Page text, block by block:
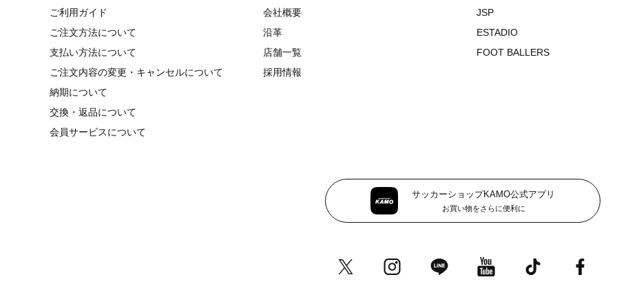
ご利用ガイド
ご注文方法について
支払い方法について
ご注文内容の変更・キャンセルについて
納期について
交換・返品について
会員サービスについて
会社概要
沿革
店舗一覧
採用情報
JSP
ESTADIO
FOOT BALLERS
サッカーショップKAMO公式アプリ
お買い物をさらに便利に